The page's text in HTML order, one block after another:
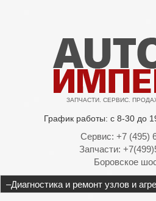
ЗАПЧАСТИ. СЕРВИС.
График работы: с 8-30 до
Сервис: +7 (495)
Запчасти:
Боровское